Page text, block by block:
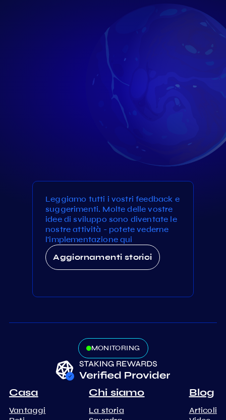
Leggiamo tutti i vostri feedback e
suggerimenti. Molte delle vostre
idee di sviluppo sono diventate le
nostre attività - potete vederne
l'implementazione qui
Aggiornamenti storici
MONITORING
Casa
Vantaggi
Chi siamo
La storia
Blog
Articoli